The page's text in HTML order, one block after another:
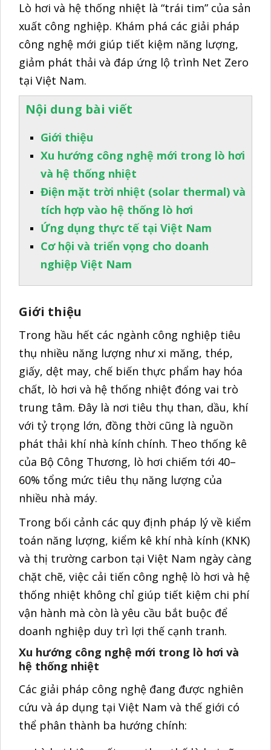
Lò hơi và hệ thống nhiệt là “trái tim” của sản
xuất công nghiệp. Khám phá các giải pháp
công nghệ mới giúp tiết kiệm năng lượng,
giảm phát thải và đáp ứng lộ trình Net Zero
tại Việt Nam.
Nội dung bài viết
Giới thiệu
Xu hướng công nghệ mới trong lò hơi
và hệ thống nhiệt
Điện mặt trời nhiệt (solar thermal) và
tích hợp vào hệ thống lò hơi
Ứng dụng thực tế tại Việt Nam
Cơ hội và triển vọng cho doanh
nghiệp Việt Nam
Giới thiệu
Trong hầu hết các ngành công nghiệp tiêu
thụ nhiều năng lượng như xi măng, thép,
giấy, dệt may, chế biến thực phẩm hay hóa
chất, lò hơi và hệ thống nhiệt đóng vai trò
trung tâm. Đây là nơi tiêu thụ than, dầu, khí
với tỷ trọng lớn, đồng thời cũng là nguồn
phát thải khí nhà kính chính. Theo thống kê
của Bộ Công Thương, lò hơi chiếm tới 40–
60% tổng mức tiêu thụ năng lượng của
nhiều nhà máy.
Trong bối cảnh các quy định pháp lý về kiểm
toán năng lượng, kiểm kê khí nhà kính (KNK)
và thị trường carbon tại Việt Nam ngày càng
chặt chẽ, việc cải tiến công nghệ lò hơi và hệ
thống nhiệt không chỉ giúp tiết kiệm chi phí
vận hành mà còn là yêu cầu bắt buộc để
doanh nghiệp duy trì lợi thế cạnh tranh.
Xu hướng công nghệ mới trong lò hơi và
hệ thống nhiệt
Các giải pháp công nghệ đang được nghiên
cứu và áp dụng tại Việt Nam và thế giới có
thể phân thành ba hướng chính: